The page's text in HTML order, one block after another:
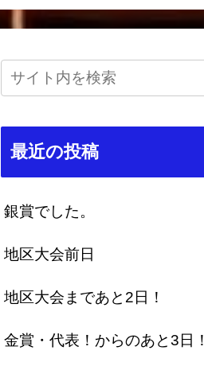
最近の投稿
銀賞でした。
地区大会前日
地区大会まであと2日！
金賞・代表！からのあと3日！